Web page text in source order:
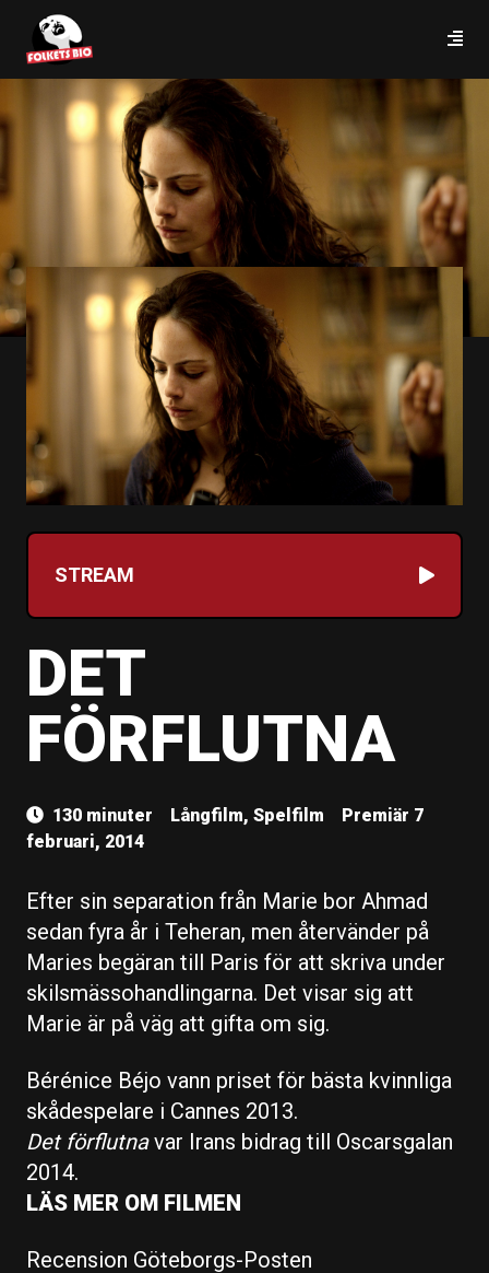
STREAM
DET
FÖRFLUTNA
130 minuter Långfilm, Spelfilm
Premiär 7
februari, 2014
Efter sin separation från Marie bor Ahmad
sedan fyra år i Teheran, men återvänder på
Maries begäran till Paris för att skriva under
skilsmässohandlingarna. Det visar sig att
Marie är på väg att gifta om sig.
Bérénice Béjo vann priset för bästa kvinnliga
skådespelare i Cannes 2013.
Det förflutnavar Irans bidrag till Oscarsgalan
2014.
LÄS MER OM FILMEN
Recension Göteborgs-Posten